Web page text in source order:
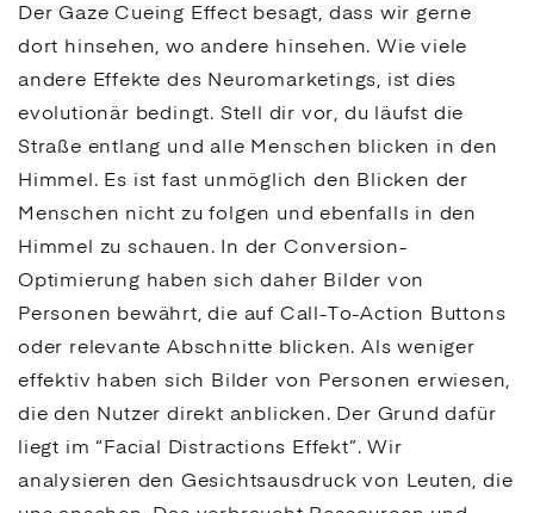
Der Gaze Cueing Effect besagt, dass wir gerne
dort hinsehen, wo andere hinsehen. Wie viele
andere Effekte des Neuromarketings, ist dies
evolutionär bedingt. Stell dir vor, du läufst die
Straße entlang und alle Menschen blicken in den
Himmel. Es ist fast unmöglich den Blicken der
Menschen nicht zu folgen und ebenfalls in den
Himmel zu schauen. In der Conversion-
Optimierung haben sich daher Bilder von
Personen bewährt, die auf Call-To-Action Buttons
oder relevante Abschnitte blicken. Als weniger
effektiv haben sich Bilder von Personen erwiesen,
die den Nutzer direkt anblicken. Der Grund dafür
liegt im “Facial Distractions Effekt”. Wir
analysieren den Gesichtsausdruck von Leuten, die